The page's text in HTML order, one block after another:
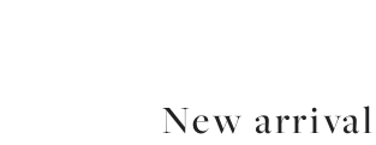
New arrival